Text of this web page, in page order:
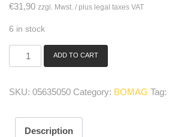
€31,90 zzgl. Mwst. / plus legal taxes VAT
6 in stock
05635050
disc
ADD TO CART
SKU: 05635050 Category: BOMAG Tag:
Description